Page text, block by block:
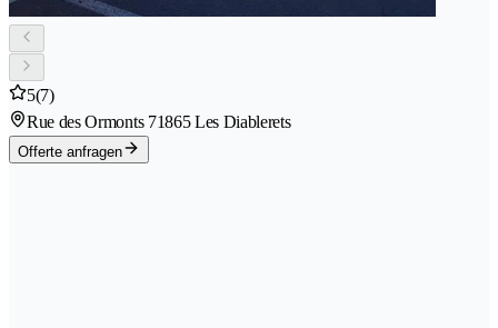
5(7)
Rue des Ormonts 71865 Les Diablerets
Offerte anfragen